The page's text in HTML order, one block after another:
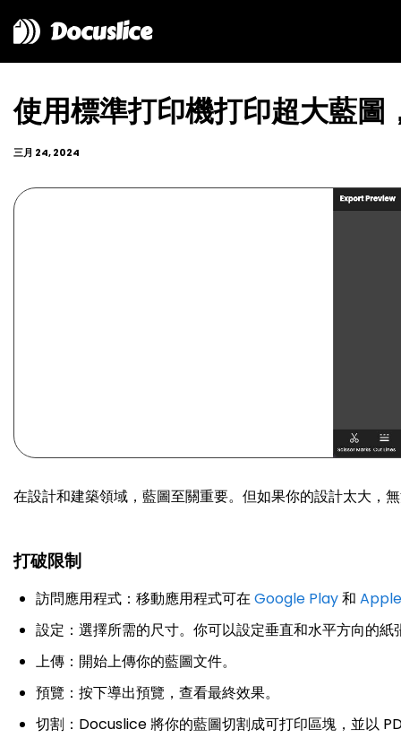
Docuslice
使用標準打印機打印超大藍
三月 24, 2024
在設計和建築領域，藍圖至關重要。但如果你的設計太大，
打破限制
訪問應用程式：移動應用程式可在Google Play和
設定：選擇所需的尺寸。你可以設定垂直和水平方向的紙
上傳：開始上傳你的藍圖文件。
預覽：按下導出預覽，查看最終效果。
切割：Docuslice 將你的藍圖切割成可打印區塊，並以